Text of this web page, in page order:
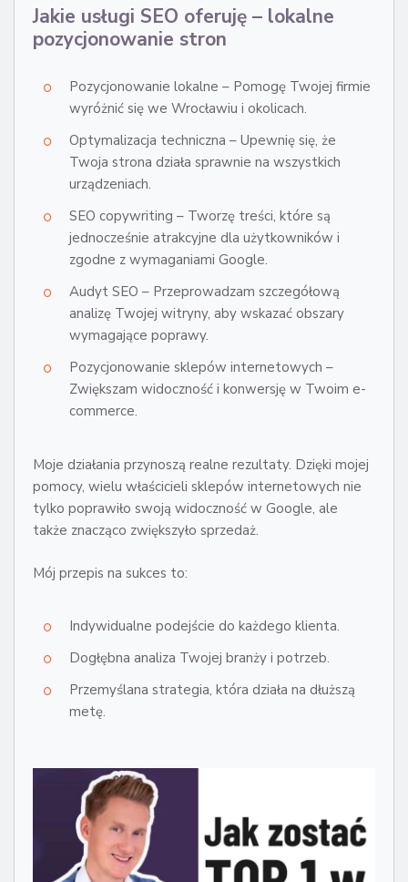
Jakie usługi SEO oferuję – lokalne
pozycjonowanie stron
Pozycjonowanie lokalne – Pomogę Twojej firmie
wyróżnić się we Wrocławiu i okolicach.
Optymalizacja techniczna – Upewnię się, że
Twoja strona działa sprawnie na wszystkich
urządzeniach.
SEO copywriting – Tworzę treści, które są
jednocześnie atrakcyjne dla użytkowników i
zgodne z wymaganiami Google.
Audyt SEO – Przeprowadzam szczegółową
analizę Twojej witryny, aby wskazać obszary
wymagające poprawy.
Pozycjonowanie sklepów internetowych –
Zwiększam widoczność i konwersję w Twoim e-
commerce.
Moje działania przynoszą realne rezultaty. Dzięki mojej
pomocy, wielu właścicieli sklepów internetowych nie
tylko poprawiło swoją widoczność w Google, ale
także znacząco zwiększyło sprzedaż.
Mój przepis na sukces to:
Indywidualne podejście do każdego klienta.
Dogłębna analiza Twojej branży i potrzeb.
Przemyślana strategia, która działa na dłuższą
metę.